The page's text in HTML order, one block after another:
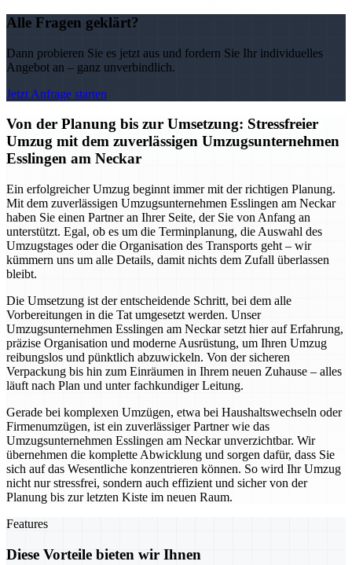
Alle Fragen geklärt?
Dann probieren Sie es jetzt aus und fordern Sie Ihr individuelles
Angebot an – ganz unverbindlich.
Jetzt Anfrage starten
Von der Planung bis zur Umsetzung: Stressfreier
Umzug mit dem zuverlässigen Umzugsunternehmen
Esslingen am Neckar
Ein erfolgreicher Umzug beginnt immer mit der richtigen Planung.
Mit dem zuverlässigen Umzugsunternehmen Esslingen am Neckar
haben Sie einen Partner an Ihrer Seite, der Sie von Anfang an
unterstützt. Egal, ob es um die Terminplanung, die Auswahl des
Umzugstages oder die Organisation des Transports geht – wir
kümmern uns um alle Details, damit nichts dem Zufall überlassen
bleibt.
Die Umsetzung ist der entscheidende Schritt, bei dem alle
Vorbereitungen in die Tat umgesetzt werden. Unser
Umzugsunternehmen Esslingen am Neckar setzt hier auf Erfahrung,
präzise Organisation und moderne Ausrüstung, um Ihren Umzug
reibungslos und pünktlich abzuwickeln. Von der sicheren
Verpackung bis hin zum Einräumen in Ihrem neuen Zuhause – alles
läuft nach Plan und unter fachkundiger Leitung.
Gerade bei komplexen Umzügen, etwa bei Haushaltswechseln oder
Firmenumzügen, ist ein zuverlässiger Partner wie das
Umzugsunternehmen Esslingen am Neckar unverzichtbar. Wir
übernehmen die komplette Abwicklung und sorgen dafür, dass Sie
sich auf das Wesentliche konzentrieren können. So wird Ihr Umzug
nicht nur stressfrei, sondern auch effizient und sicher von der
Planung bis zur letzten Kiste im neuen Raum.
Features
Diese Vorteile bieten wir Ihnen